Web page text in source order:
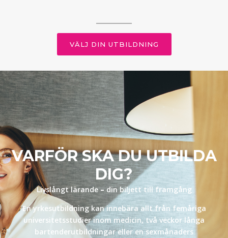
VÄLJ DIN UTBILDNING
VARFÖR SKA DU UTBILDA
DIG?
Livslångt lärande–din biljett till framgång
En yrkesutbildning kan innebära allt från femåriga
universitetsstudier inom medicin, två veckor långa
bartenderutbildningar eller en sexmånaders